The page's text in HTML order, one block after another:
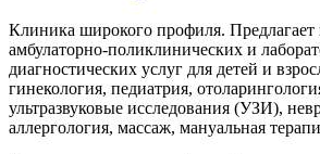
Клиника широкого профиля. Предлагает
амбулаторно-поликлинических и
диагностических услуг для детей и
гинекология, педиатрия,
ультразвуковые исследования (УЗИ),
аллергология, массаж, мануальная